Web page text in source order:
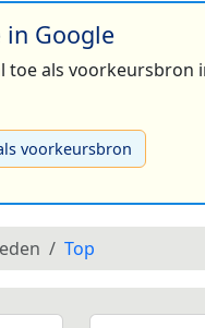
in Google
toe als voorkeursbron
voorkeursbron
Top